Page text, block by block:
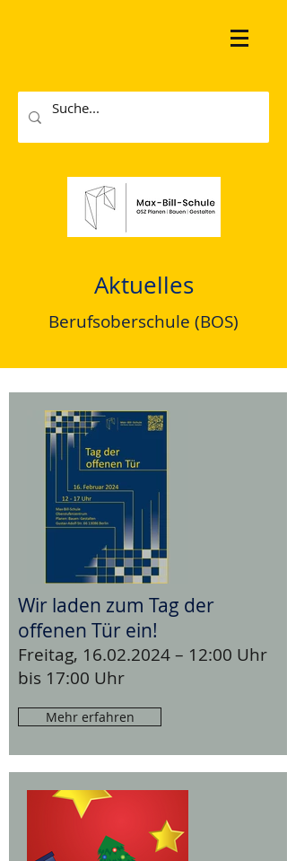
Aktuelles
Berufsoberschule (BOS)
Wir laden zum Tag der
offenen Tür ein!
Freitag, 16.02.2024– 12:00 Uhr
bis 17:00 Uhr
Mehr erfahren